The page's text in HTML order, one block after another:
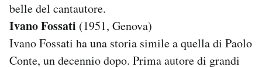
Regala il Post
Hai bisogno di aiuto?
Esci
belle del cantautore.
Ivano Fossati (1951, Genova)
Ivano Fossati ha una storia simile a quella di Paolo
Conte, un decennio dopo. Prima autore di grandi